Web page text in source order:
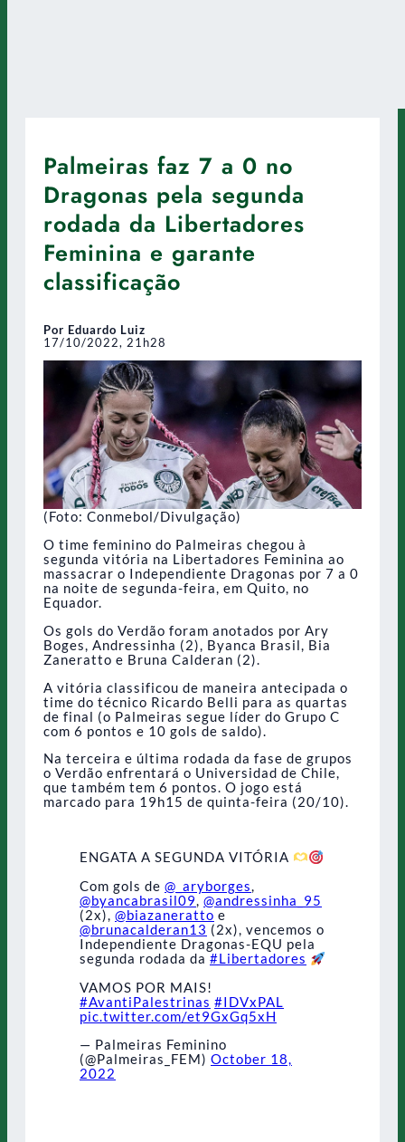
Palmeiras faz 7 a 0 no
Dragonas pela segunda
rodada da Libertadores
Feminina e garante
classificação
Por Eduardo Luiz
17/10/2022, 21h28
(Foto: Conmebol/Divulgação)
O time feminino do Palmeiras chegou à
segunda vitória na Libertadores Feminina ao
massacrar o Independiente Dragonas por 7 a 0
na noite de segunda-feira, em Quito, no
Equador.
Os gols do Verdão foram anotados por Ary
Boges, Andressinha (2), Byanca Brasil, Bia
Zaneratto e Bruna Calderan (2).
A vitória classificou de maneira antecipada o
time do técnico Ricardo Belli para as quartas
de final (o Palmeiras segue líder do Grupo C
com 6 pontos e 10 gols de saldo).
Na terceira e última rodada da fase de grupos
o Verdão enfrentará o Universidad de Chile,
que também tem 6 pontos. O jogo está
marcado para 19h15 de quinta-feira (20/10).
ENGATA A SEGUNDA VITÓRIA
Com gols de @_aryborges,
@byancabrasil09, @andressinha_95
(2x), @biazaneratto e
@brunacalderan13 (2x), vencemos o
Independiente Dragonas-EQU pela
segunda rodada da #Libertadores
VAMOS POR MAIS!
#AvantiPalestrinas #IDVxPAL
pic.twitter.com/et9GxGq5xH
— Palmeiras Feminino
(@Palmeiras_FEM) October 18,
2022